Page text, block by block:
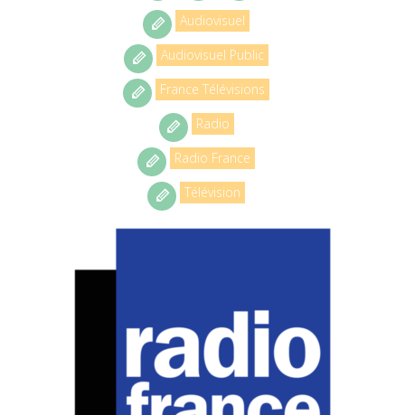
Audiovisuel
Audiovisuel Public
France Télévisions
Radio
Radio France
Télévision